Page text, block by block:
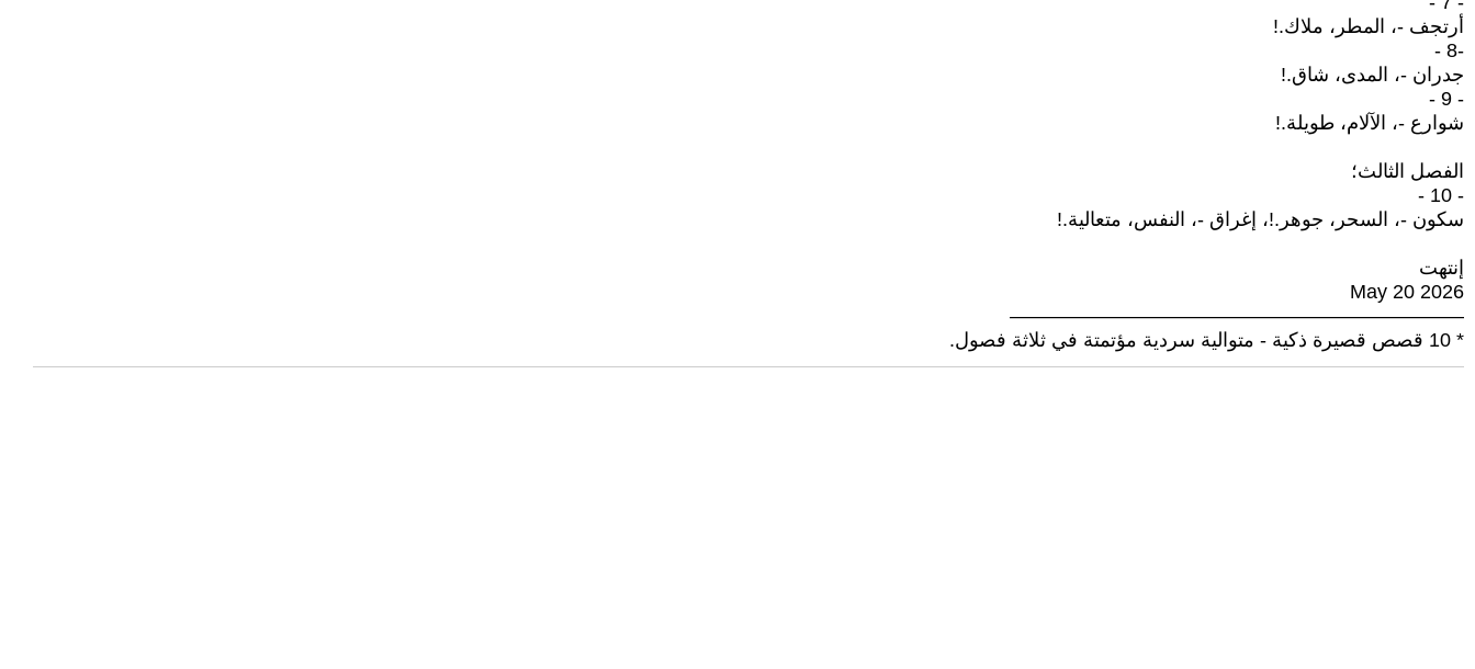
أرتجف -، المطر، ملاك.!
-8 -
جدران -، المدى، شاق.!
- 9 -
شوارع -، الآلام، طويلة.!
الفصل الثالث؛
- 10 -
سكون -، السحر، جوهر.!، إغراق -، النفس، متعالية.!
إنتهت
May 20 2026
———————————————————————
* 10 قصص قصيرة ذكية - متوالية سردية مؤتمتة في ثلاثة فصول.